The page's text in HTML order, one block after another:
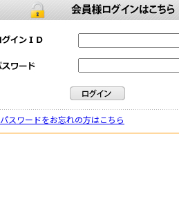
パスワードをお忘れの方はこちら